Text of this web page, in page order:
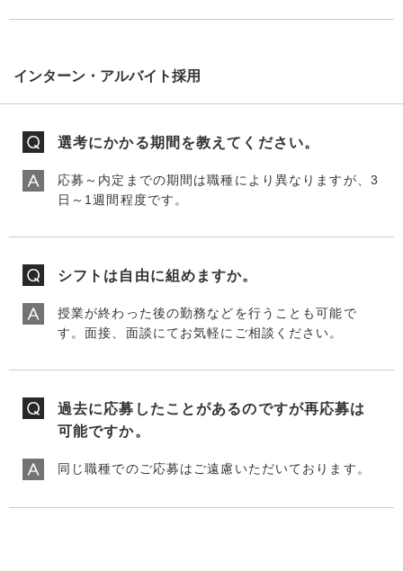
インターン・アルバイト採用
選考にかかる期間を教えてください。
応募～内定までの期間は職種により異なりますが、3
日～1週間程度です。
シフトは自由に組めますか。
授業が終わった後の勤務などを行うことも可能で
す。面接、面談にてお気軽にご相談ください。
過去に応募したことがあるのですが再応募は
可能ですか。
同じ職種でのご応募はご遠慮いただいております。